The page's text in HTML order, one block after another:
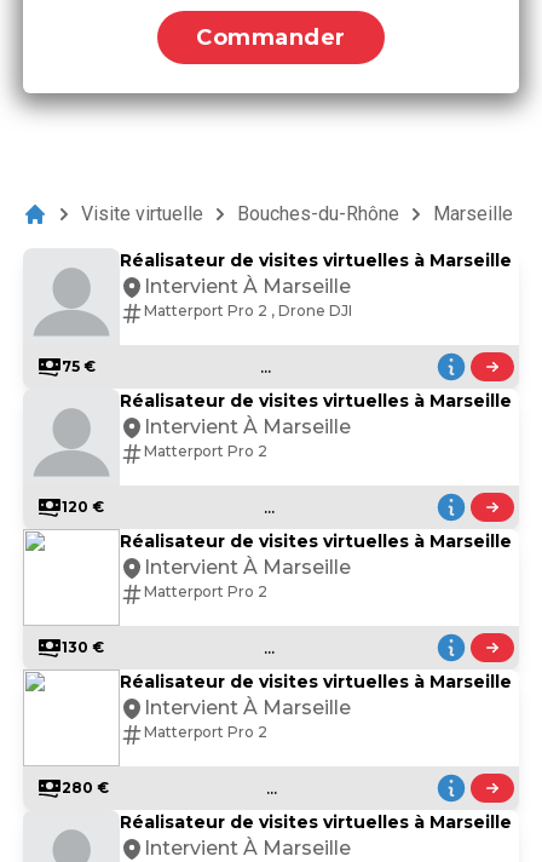
Commander
Visite virtuelle Bouches-du-Rhône Marseille
Réalisateur de visites virtuelles à Marseille
Intervient À Marseille
Matterport Pro 2 , Drone DJI
75 € ...
Réalisateur de visites virtuelles à Marseille
Intervient À Marseille
Matterport Pro 2
120 € ...
Réalisateur de visites virtuelles à Marseille
Intervient À Marseille
Matterport Pro 2
130 € ...
Réalisateur de visites virtuelles à Marseille
Intervient À Marseille
Matterport Pro 2
280 € ...
Réalisateur de visites virtuelles à Marseille
Intervient À Marseille